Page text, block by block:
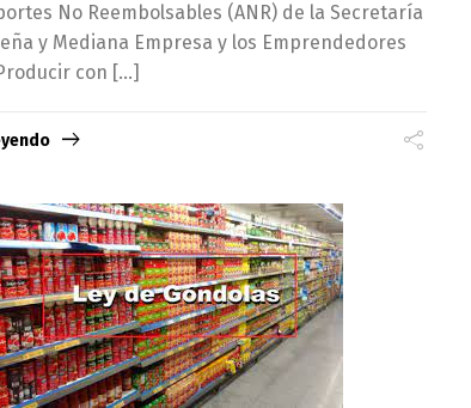
No Reembolsables (ANR) de la Secretaría
y Mediana Empresa y los Emprendedores
con […]